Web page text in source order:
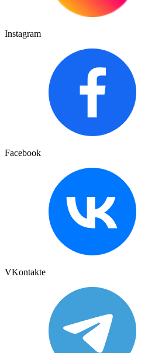
Instagram
Facebook
VKontakte